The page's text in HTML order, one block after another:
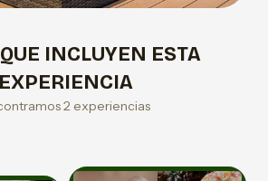
INCLUYEN ESTA
EXPERIENCIA
2 experiencias